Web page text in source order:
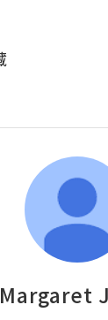
Margaret